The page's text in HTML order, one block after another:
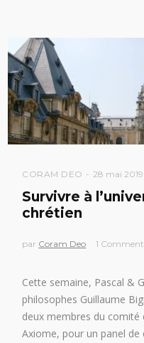
CORAM DEO 28 mai 2019
Survivre à
chrétien
par Coram Deo 1 Comment
Cette semaine, Pascal &
philosophes Guillaume
deux membres du
Axiome, pour un panel